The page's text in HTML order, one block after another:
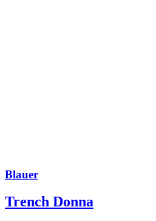
Blauer
Trench Donna